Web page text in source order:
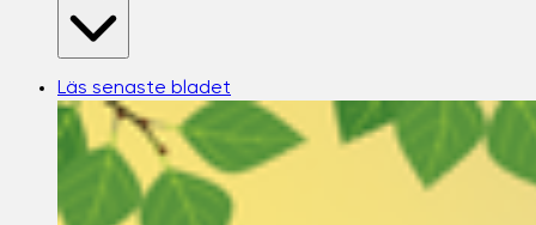
Läs senaste bladet